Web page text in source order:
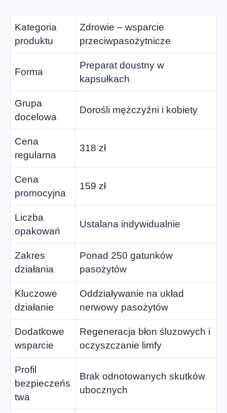
Kategoria
produktu
Zdrowie – wsparcie
przeciwpasożytnicze
Forma
Preparat doustny w
kapsułkach
Grupa
docelowa
Dorośli mężczyźni i kobiety
Cena
regularna
318 zł
Cena
promocyjna
159 zł
Liczba
opakowań
Ustalana indywidualnie
Zakres
działania
Ponad 250 gatunków
pasożytów
Kluczowe
działanie
Oddziaływanie na układ
nerwowy pasożytów
Dodatkowe
wsparcie
Regeneracja błon śluzowych i
oczyszczanie limfy
Profil
bezpieczeńs
twa
Brak odnotowanych skutków
ubocznych